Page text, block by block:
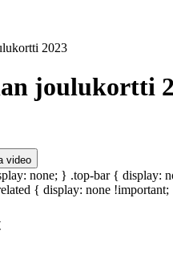
2023
joulukortti
video
none; } .top-bar { display:
{ display: none !important;